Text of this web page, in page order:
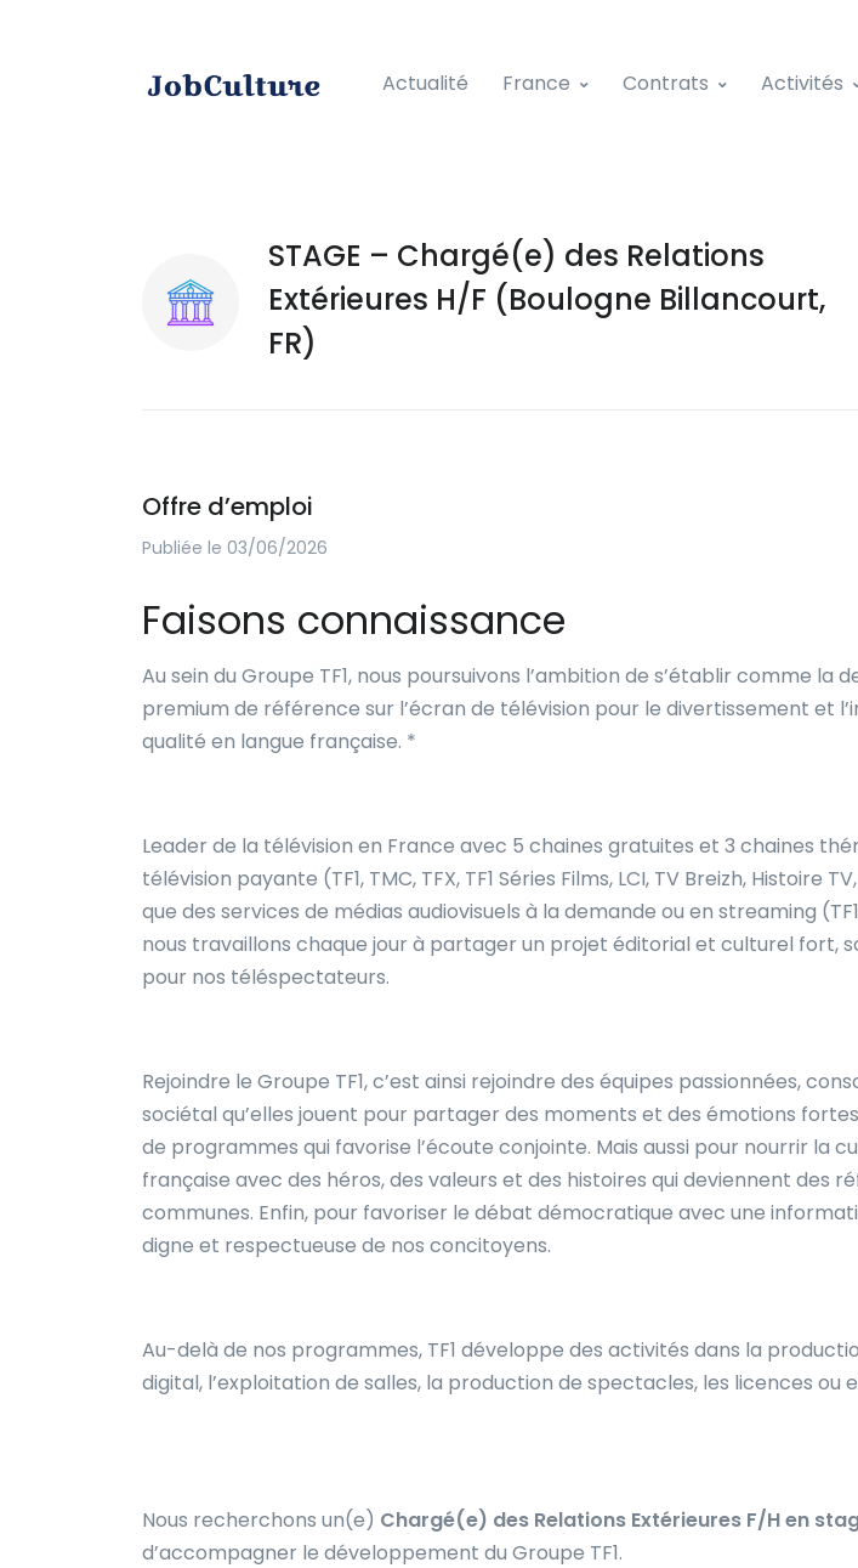
Actualité France Contrats Activités
STAGE – Chargé(e) des Relations
Extérieures H/F (Boulogne Billancourt,
FR)
Offre d’emploi
Publiée le 03/06/2026
Faisons connaissance
Au sein du Groupe TF1, nous poursuivons l’ambition de s’établir comme la
premium de référence sur l’écran de télévision pour le divertissement et
qualité en langue française. *
Leader de la télévision en France avec 5 chaines gratuites et 3 chaines
télévision payante (TF1, TMC, TFX, TF1 Séries Films, LCI, TV Breizh, Histoire
que des services de médias audiovisuels à la demande ou en streaming
nous travaillons chaque jour à partager un projet éditorial et culturel fort,
pour nos téléspectateurs.
Rejoindre le Groupe TF1, c’est ainsi rejoindre des équipes passionnées,
sociétal qu’elles jouent pour partager des moments et des émotions
de programmes qui favorise l’écoute conjointe. Mais aussi pour nourrir la
française avec des héros, des valeurs et des histoires qui deviennent des
communes. Enfin, pour favoriser le débat démocratique avec une
digne et respectueuse de nos concitoyens.
Au-delà de nos programmes, TF1 développe des activités dans la
digital, l’exploitation de salles, la production de spectacles, les licences ou
Nous recherchons un(e) Chargé(e) des Relations Extérieures F/H en
d’accompagner le développement du Groupe TF1.